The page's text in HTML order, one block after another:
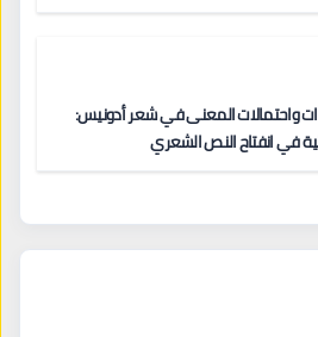
واحتمالات المعنى في شعر أدونيس:
في انفتاح النص الشعري